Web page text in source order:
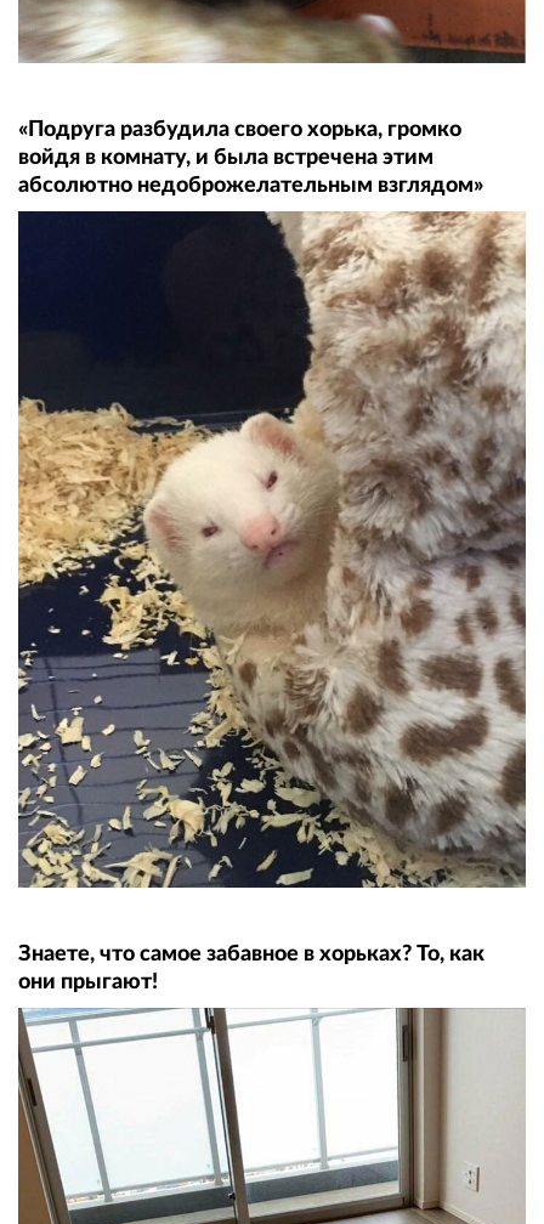
«Подруга разбудила своего хорька, громко
войдя в комнату, и была встречена этим
абсолютно недоброжелательным взглядом»
Знаете, что самое забавное в хорьках? То, как
они прыгают!